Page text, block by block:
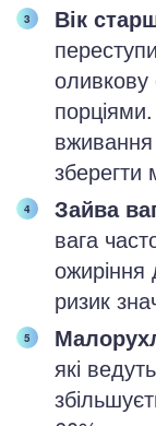
Вік
оливкову
зберегти
Зайва
вага
ожиріння
ризик
які